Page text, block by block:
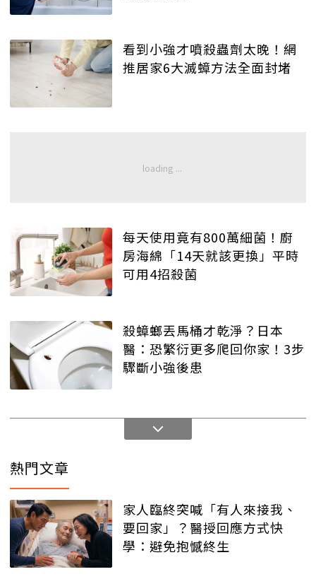
看到小強才噴殺蟲劑太晚！網
推居家6大滅蟑方法全面封堵
每天使用竟有800萬細菌！廚
房海綿「14天就該更換」平時
可用4招殺菌
殺蟑螂丟馬桶才乾淨？日本
醫：恐繁衍更多爬回你家！3步
驟斷小強後患
熱門文章
家人臨終突喊「有人來接我、
要回家」？醫授回應方式快
學：避免抱憾終生